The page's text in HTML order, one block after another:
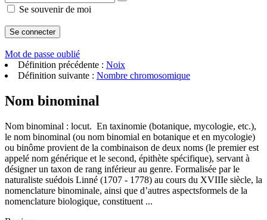
Se souvenir de moi
Mot de passe oublié
Définition précédente : Noix
Définition suivante : Nombre chromosomique
Nom binominal
Nom binominal : locut. En taxinomie (botanique, mycologie, etc.),
le nom binominal (ou nom binomial en botanique et en mycologie)
ou binôme provient de la combinaison de deux noms (le premier est
appelé nom générique et le second, épithète spécifique), servant à
désigner un taxon de rang inférieur au genre. Formalisée par le
naturaliste suédois Linné (1707 - 1778) au cours du XVIIIe siècle, la
nomenclature binominale, ainsi que d’autres aspectsformels de la
nomenclature biologique, constituent ...